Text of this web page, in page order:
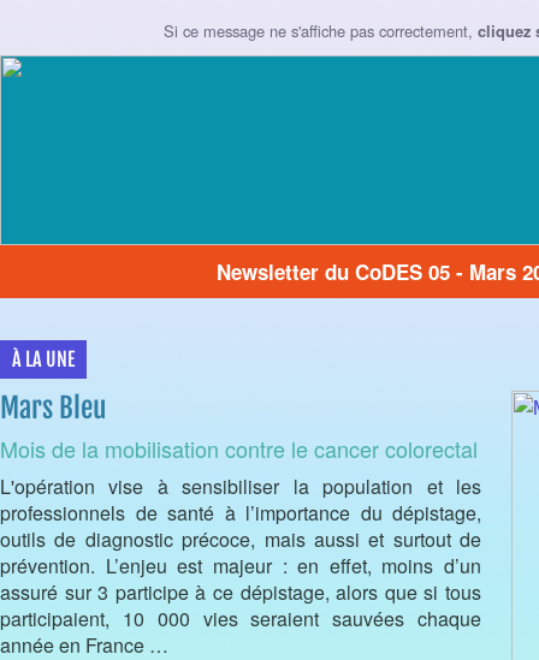
Si ce message ne s'affiche pas correctement, cliquez
Newsletter du CoDES 05 - Mars
À LA UNE
Mars Bleu
Mois de la mobilisation contre le cancer colorectal
L'opération vise à sensibiliser la population et les
professionnels de santé à l’importance du dépistage,
outils de diagnostic précoce, mais aussi et surtout de
prévention. L’enjeu est majeur : en effet, moins d’un
assuré sur 3 participe à ce dépistage, alors que si tous
participaient, 10 000 vies seraient sauvées chaque
année en France …